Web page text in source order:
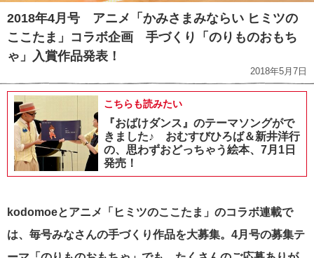
2018年4月号 アニメ「かみさまみならい ヒミツの
ここたま」コラボ企画 手づくり「のりものおもち
ゃ」入賞作品発表！
2018年5月7日
こちらも読みたい
『おばけダンス』のテーマソングがで
きました♪ おむすびひろば＆新井洋行
の、思わずおどっちゃう絵本、7月1日
発売！
kodomoeとアニメ「ヒミツのここたま」のコラボ連載で
は、毎号みなさんの手づくり作品を大募集。4月号の募集テ